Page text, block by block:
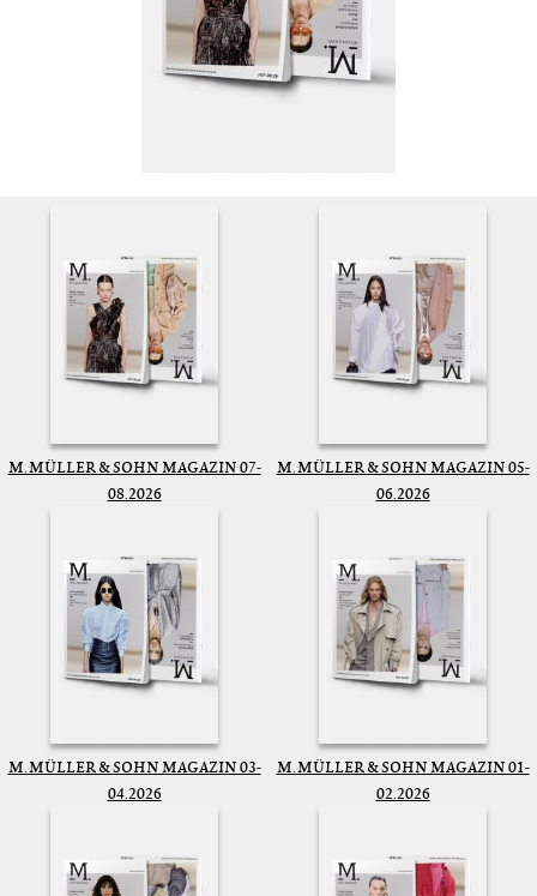
M. MÜLLER & SOHN MAGAZIN 07-
08.2026
M. MÜLLER & SOHN MAGAZIN 05-
06.2026
M. MÜLLER & SOHN MAGAZIN 03-
04.2026
M. MÜLLER & SOHN MAGAZIN 01-
02.2026